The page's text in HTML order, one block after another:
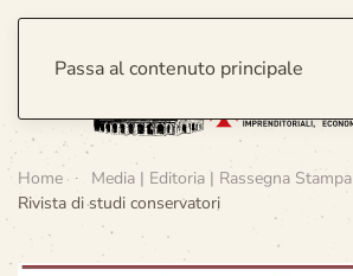
Passa al contenuto principale
Home Media | Editoria | Rassegna Stampa
Rivista di studi conservatori